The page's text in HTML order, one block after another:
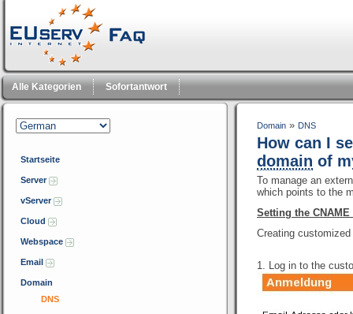
Alle Kategorien Sofortantwort
Startseite
Server
vServer
Cloud
Webspace
Email
Domain
DNS
Domain » DNS
How can I
domain of
To manage an
which points to the
Setting the
Creating
1. Log in to the